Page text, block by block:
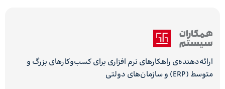
ارائه‌دهنده‌ی راهکارهای نرم افزاری برای کسب‌وکارهای بزرگ و
متوسط (ERP) و سازمان‌های دولتی